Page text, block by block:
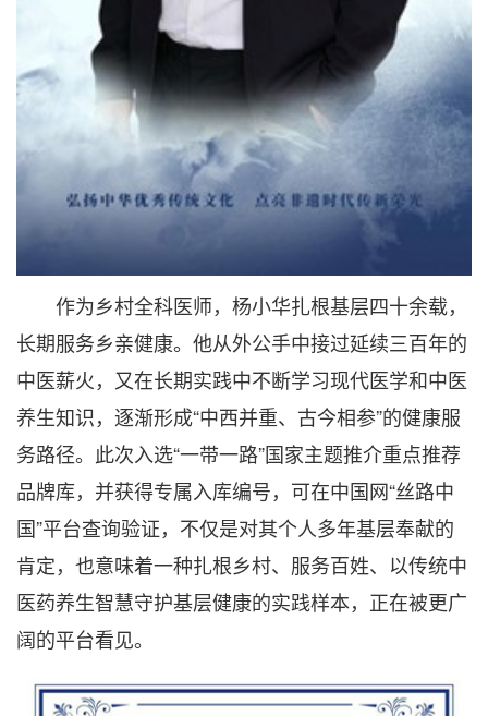
作为乡村全科医师，杨小华扎根基层四十余载，
长期服务乡亲健康。他从外公手中接过延续三百年的
中医薪火，又在长期实践中不断学习现代医学和中医
养生知识，逐渐形成“中西并重、古今相参”的健康服
务路径。此次入选“一带一路”国家主题推介重点推荐
品牌库，并获得专属入库编号，可在中国网“丝路中
国”平台查询验证，不仅是对其个人多年基层奉献的
肯定，也意味着一种扎根乡村、服务百姓、以传统中
医药养生智慧守护基层健康的实践样本，正在被更广
阔的平台看见。